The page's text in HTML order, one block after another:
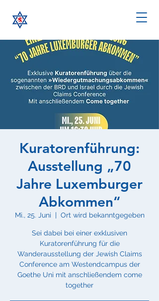
Kuratorenführung:
Ausstellung „70
Jahre Luxemburger
Abkommen“
Mi., 25. Juni
  |
Ort wird bekanntgegeben
Sei dabei bei einer exklusiven
Kuratorenführung für die
Wanderausstellung der Jewish Claims
Conference am Westendcampus der
Goethe Uni mit anschließendem come
together